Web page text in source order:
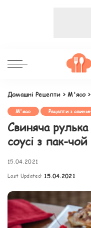
Домашні Рецепти >М'ясо
М'ясо Рецепти з
Свиняча
соусі з пак-чой
15.04.2021
Last Updated: 15.04.2021